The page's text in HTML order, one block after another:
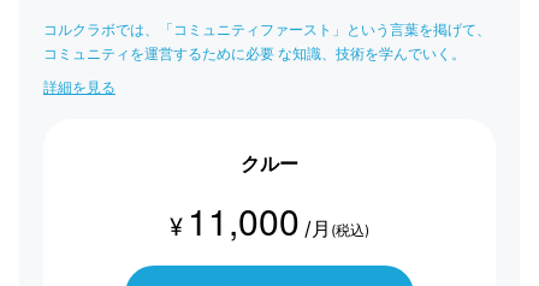
コルクラボでは、「コミュニティファースト」という言葉を掲げて、
コミュニティを運営するために必要 な知識、技術を学んでいく。
詳細を見る
クルー
¥ 11,000 /月 (税込)